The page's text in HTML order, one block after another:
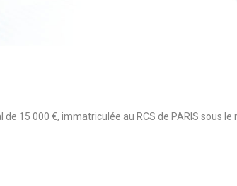
15 000 €, immatriculée au RCS de PARIS sous